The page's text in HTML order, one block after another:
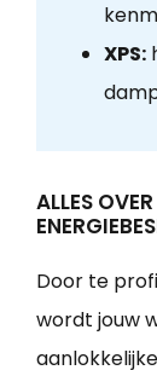
XPS:
ALLES
Door te
wordt jouw